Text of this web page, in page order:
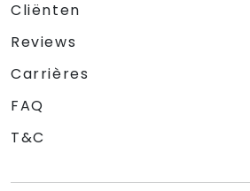
Cliënten
Reviews
Carrières
FAQ
T&C